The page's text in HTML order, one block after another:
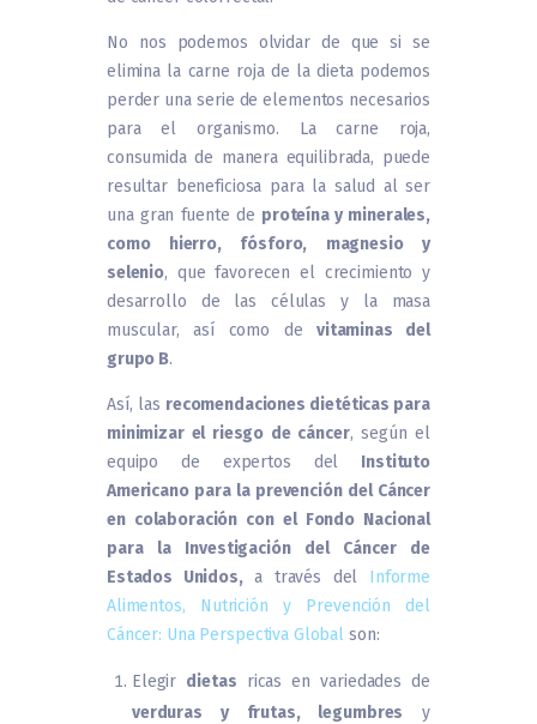
No nos podemos olvidar de que si se
elimina la carne roja de la dieta podemos
perder una serie de elementos necesarios
para el organismo. La carne roja,
consumida de manera equilibrada, puede
resultar beneficiosa para la salud al ser
una gran fuente de proteína y minerales,
como hierro, fósforo, magnesio y
selenio, que favorecen el crecimiento y
desarrollo de las células y la masa
muscular, así como de vitaminas del
grupo B.
Así, las recomendaciones dietéticas para
minimizar el riesgo de cáncer, según el
equipo de expertos del Instituto
Americano para la prevención del Cáncer
en colaboración con el Fondo Nacional
para la Investigación del Cáncer de
Estados Unidos,a través del Informe
Alimentos, Nutrición y Prevención del
Cáncer: Una Perspectiva Global son:
Elegir dietas ricas en variedades de
verduras y frutas, legumbres y